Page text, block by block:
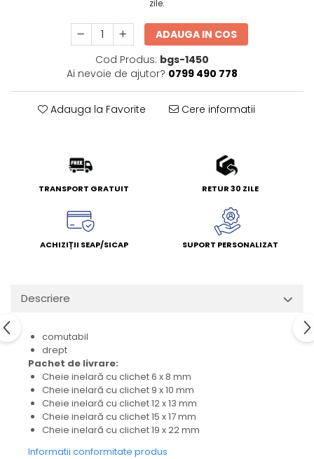
zile.
ADAUGA IN COS
Cod Produs: bgs-1450
Ai nevoie de ajutor? 0799 490 778
Adauga la Favorite Cere informatii
TRANSPORT GRATUIT RETUR 30 ZILE
ACHIZIȚII SEAP/SICAP SUPORT PERSONALIZAT
Descriere
comutabil
drept
Pachet de livrare:
Cheie inelară cu clichet 6 x 8 mm
Cheie inelară cu clichet 9 x 10 mm
Cheie inelară cu clichet 12 x 13 mm
Cheie inelară cu clichet 15 x 17 mm
Cheie inelară cu clichet 19 x 22 mm
Informatii conformitate produs